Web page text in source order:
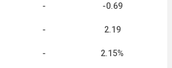
- -0.69
- 2.19
- 2.15%